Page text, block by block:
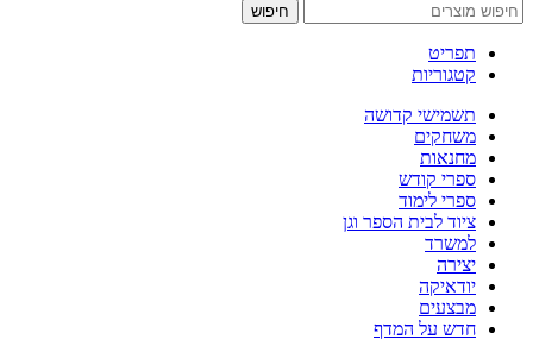
חיפוש
תפריט
קטגוריות
תשמישי קדושה
משחקים
מחנאות
ספרי קודש
ספרי לימוד
ציוד לבית הספר וגן
למשרד
יצירה
יודאיקה
מבצעים
חדש על המדף